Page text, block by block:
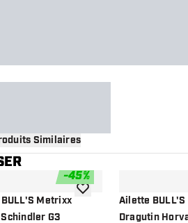
Similaires
souhaits
-45%
Metrixx
G3
ajouter à la liste de
Ailette
Dragutin